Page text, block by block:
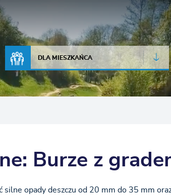
POWIETRZA
DLA MIESZKAŃCA
Burze z
opady deszczu od 20 mm do 35 mm